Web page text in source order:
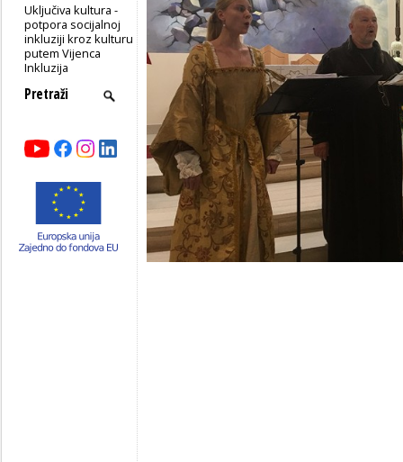
Uključiva kultura -
potpora socijalnoj
inkluziji kroz kulturu
putem Vijenca
Inkluzija